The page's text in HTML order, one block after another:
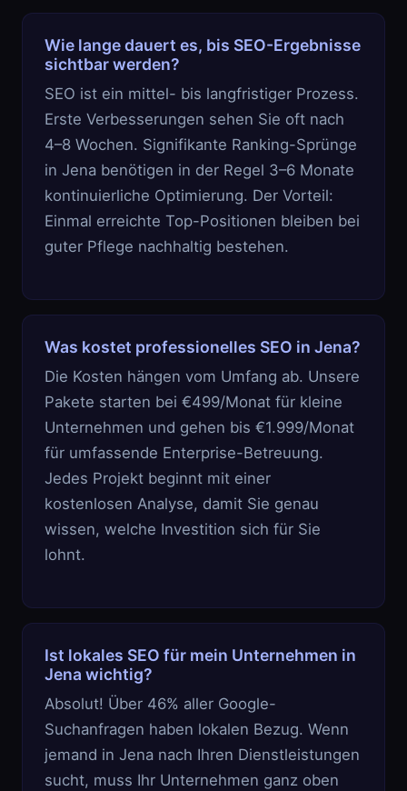
Wie lange dauert es, bis SEO-Ergebnisse
sichtbar werden?
SEO ist ein mittel- bis langfristiger Prozess.
Erste Verbesserungen sehen Sie oft nach
4–8 Wochen. Signifikante Ranking-Sprünge
in Jena benötigen in der Regel 3–6 Monate
kontinuierliche Optimierung. Der Vorteil:
Einmal erreichte Top-Positionen bleiben bei
guter Pflege nachhaltig bestehen.
Was kostet professionelles SEO in Jena?
Die Kosten hängen vom Umfang ab. Unsere
Pakete starten bei €499/Monat für kleine
Unternehmen und gehen bis €1.999/Monat
für umfassende Enterprise-Betreuung.
Jedes Projekt beginnt mit einer
kostenlosen Analyse, damit Sie genau
wissen, welche Investition sich für Sie
lohnt.
Ist lokales SEO für mein Unternehmen in
Jena wichtig?
Absolut! Über 46% aller Google-
Suchanfragen haben lokalen Bezug. Wenn
jemand in Jena nach Ihren Dienstleistungen
sucht, muss Ihr Unternehmen ganz oben